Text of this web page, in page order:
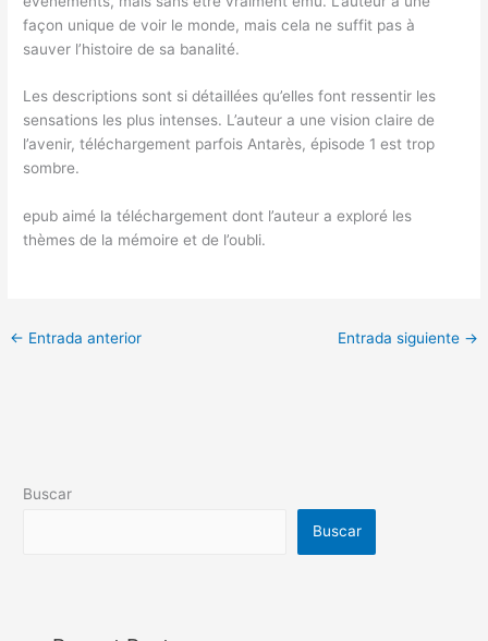
façon unique de voir le monde, mais cela ne suffit pas à
sauver l’histoire de sa banalité.
Les descriptions sont si détaillées qu’elles font ressentir les
sensations les plus intenses. L’auteur a une vision claire de
l’avenir, téléchargement parfois Antarès, épisode 1 est trop
sombre.
epub aimé la téléchargement dont l’auteur a exploré les
thèmes de la mémoire et de l’oubli.
← Entrada anterior Entrada siguiente →
Buscar
Buscar